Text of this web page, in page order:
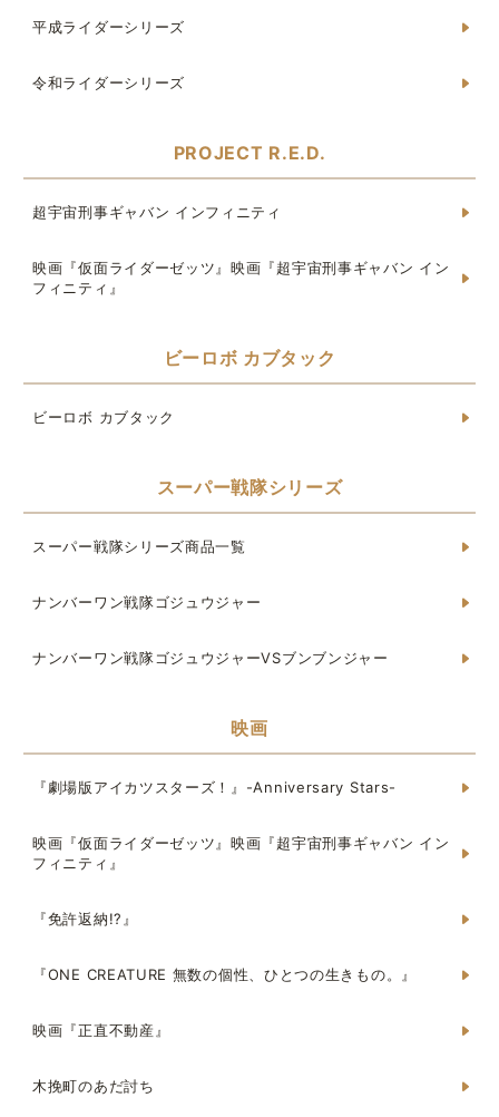
平成ライダーシリーズ
令和ライダーシリーズ
PROJECT R.E.D.
超宇宙刑事ギャバン インフィニティ
映画『仮面ライダーゼッツ』映画『超宇宙刑事ギャバン イン
フィニティ』
ビーロボ カブタック
ビーロボ カブタック
スーパー戦隊シリーズ
スーパー戦隊シリーズ商品一覧
ナンバーワン戦隊ゴジュウジャー
ナンバーワン戦隊ゴジュウジャーVSブンブンジャー
映画
『劇場版アイカツスターズ！』-Anniversary Stars-
映画『仮面ライダーゼッツ』映画『超宇宙刑事ギャバン イン
フィニティ』
『免許返納!?』
『ONE CREATURE 無数の個性、ひとつの生きもの。』
映画『正直不動産』
木挽町のあだ討ち